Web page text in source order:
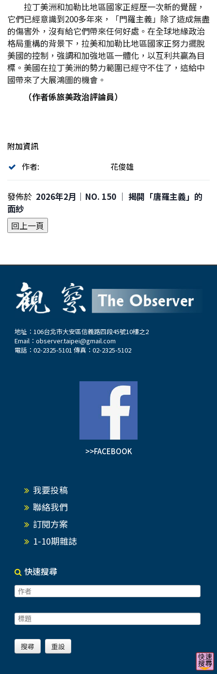
拉丁美洲和加勒比地區國家正經歷一次新的覺醒，
它們已經意識到200多年來，「門羅主義」除了造成無盡
的傷害外，沒有給它們帶來任何好處。在全球地緣政治
格局重構的背景下，拉美和加勒比地區國家正努力擺脫
美國的控制，強調和加強地區一體化，以互利共贏為目
標。美國在拉丁美洲的勢力範圍已經守不住了，這給中
國帶來了大展鴻圖的機會。
（作者係旅美政治評論員）
附加資訊
作者:
花俊雄
發佈於 2026年2月｜NO. 150 │ 揭開「唐羅主義」的
面紗
地址：106台北市大安區信義路四段45號10樓之2
Email： observer.taipei@gmail.com
電話：02-2325-5101 傳真：02-2325-5102
>>FACEBOOK
我要投稿
聯絡我們
訂閱方案
1-10期雜誌
快速搜尋